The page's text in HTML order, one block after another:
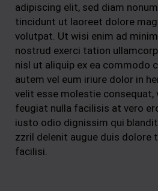
adipiscing elit, sed diam
tincidunt ut laoreet dolore
volutpat. Ut wisi enim ad
nostrud exerci tation
nisl ut aliquip ex ea commodo
autem vel eum iriure dolor in
velit esse molestie consequat,
feugiat nulla facilisis at vero
iusto odio dignissim qui
zzril delenit augue duis dolore
facilisi.